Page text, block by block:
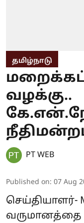
தமிழ்நாடு
வழக்கு..
PT WEB
Published on: 07 Aug
செய்தியாளர்-
வருமானத்தை